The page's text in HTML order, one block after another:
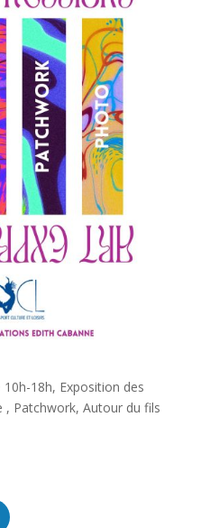
18h, Exposition des
, Patchwork, Autour du fils